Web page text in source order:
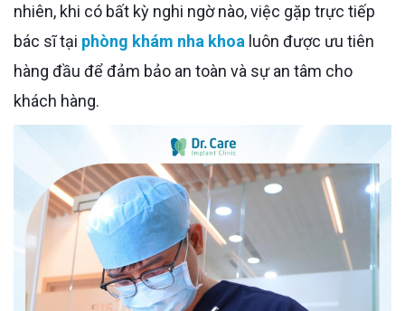
nhiên, khi có bất kỳ nghi ngờ nào, việc gặp trực tiếp
bác sĩ tại phòng khám nha khoa luôn được ưu tiên
hàng đầu để đảm bảo an toàn và sự an tâm cho
khách hàng.